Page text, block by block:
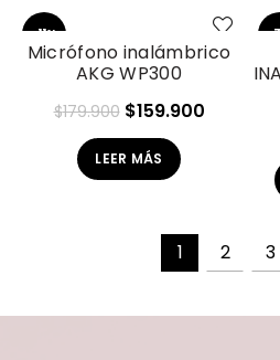
$19.900.
-11%
Micrófono inalámbrico
AKG WP300
$179.900 El
precio
original
$159.900El
LEER MÁS
-
1 2 3